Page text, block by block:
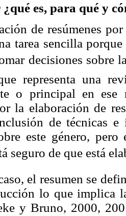
es, para qué y
de resúmenes
tarea sencilla
decisiones sobre
representa una
o principal en ese
la elaboración de
de técnicas e
este género,
seguro de que está
el resumen se
lo que implica
y Bruno, 2000,